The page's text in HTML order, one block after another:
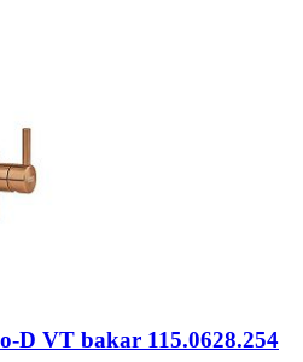
D VT bakar 115.0628.254